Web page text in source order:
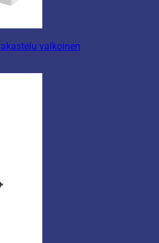
valkoinen